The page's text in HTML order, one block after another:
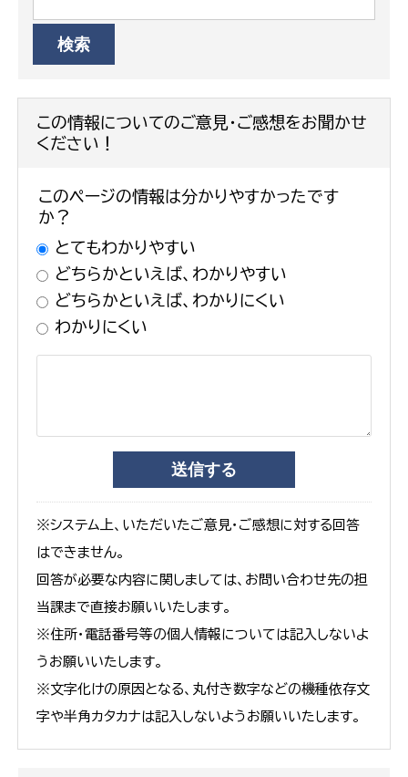
この情報についてのご意見・ご感想をお聞かせ
ください！
このページの情報は分かりやすかったです
か？
とてもわかりやすい
どちらかといえば、わかりやすい
どちらかといえば、わかりにくい
わかりにくい
※システム上、いただいたご意見・ご感想に対する回答
はできません。
回答が必要な内容に関しましては、お問い合わせ先の担
当課まで直接お願いいたします。
※住所・電話番号等の個人情報については記入しないよ
うお願いいたします。
※文字化けの原因となる、丸付き数字などの機種依存文
字や半角カタカナは記入しないようお願いいたします。